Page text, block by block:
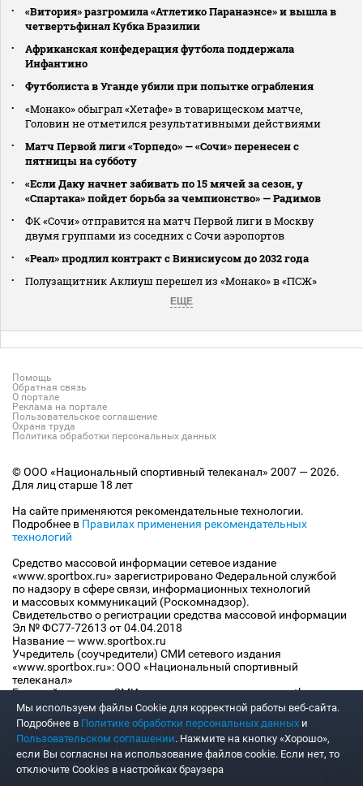
«Витория» разгромила «Атлетико Паранаэнсе» и вышла в
четвертьфинал Кубка Бразилии
Африканская конфедерация футбола поддержала
Инфантино
Футболиста в Уганде убили при попытке ограбления
«Монако» обыграл «Хетафе» в товарищеском матче,
Головин не отметился результативными действиями
Матч Первой лиги «Торпедо» — «Сочи» перенесен с
пятницы на субботу
«Если Даку начнет забивать по 15 мячей за сезон, у
«Спартака» пойдет борьба за чемпионство» — Радимов
ФК «Сочи» отправится на матч Первой лиги в Москву
двумя группами из соседних с Сочи аэропортов
«Реал» продлил контракт с Винисиусом до 2032 года
Полузащитник Аклиуш перешел из «Монако» в «ПСЖ»
ЕЩЕ
Помощь
Обратная связь
О портале
Реклама на портале
Пользовательское соглашение
Охрана труда
Политика обработки персональных данных
© ООО «Национальный спортивный телеканал» 2007 — 2026.
Для лиц старше 18 лет
На сайте применяются рекомендательные технологии.
Подробнее в Правилах применения рекомендательных
технологий
Средство массовой информации сетевое издание
«www.sportbox.ru» зарегистрировано Федеральной службой
по надзору в сфере связи, информационных технологий
и массовых коммуникаций (Роскомнадзор).
Свидетельство о регистрации средства массовой информации
Эл № ФС77-72613 от 04.04.2018
Название — www.sportbox.ru
Учредитель (соучредители) СМИ сетевого издания
«www.sportbox.ru»: ООО «Национальный спортивный
телеканал»
Главный редактор СМИ сетевого издания «www.sportbox.ru»:
Конов В.А.
Номер телефона редакции СМИ сетевого издания
«www.sportbox.ru»: +7 (495) 653 8419
Адрес электронной почты редакции СМИ сетевого издания
«www.sportbox.ru»: editor@sportbox.ru
Мы используем файлы Сookie для корректной работы веб-сайта.
Подробнее в Политике обработки персональных данных и
Пользовательском соглашении. Нажмите на кнопку «Хорошо»,
если Вы согласны на использование файлов cookie. Если нет, то
отключите Cookies в настройках браузера